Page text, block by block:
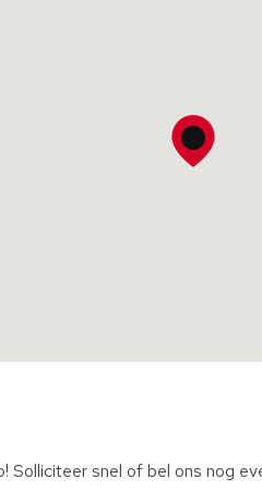
snel of bel ons nog